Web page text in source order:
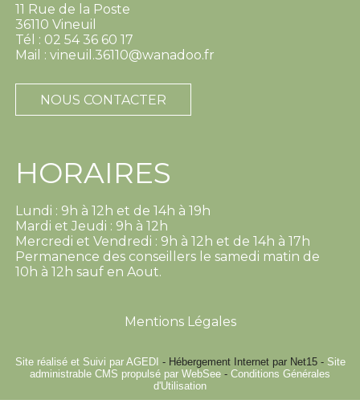
11 Rue de la Poste
36110 Vineuil
Tél : 02 54 36 60 17
Mail : vineuil.36110@wanadoo.fr
NOUS CONTACTER
HORAIRES
Lundi : 9h à 12h et de 14h à 19h
Mardi et Jeudi : 9h à 12h
Mercredi et Vendredi : 9h à 12h et de 14h à 17h
Permanence des conseillers le samedi matin de
10h à 12h sauf en Aout.
Mentions Légales
Site réalisé et Suivi par AGEDI - Hébergement Internet par Net15 - Site
administrable CMS propulsé par WebSee - Conditions Générales
d'Utilisation